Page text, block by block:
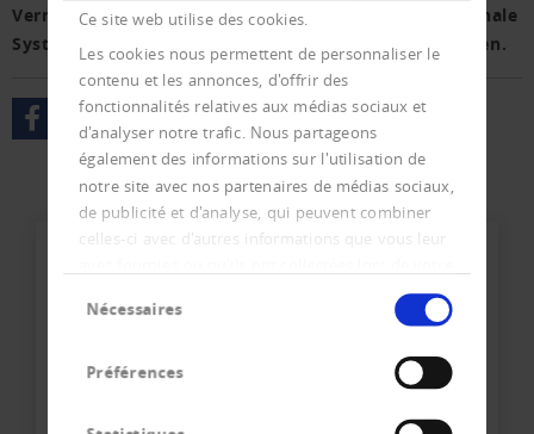
Ce site web utilise des cookies.
Les cookies nous permettent de personnaliser le
contenu et les annonces, d'offrir des
fonctionnalités relatives aux médias sociaux et
d'analyser notre trafic. Nous partageons
également des informations sur l'utilisation de
notre site avec nos partenaires de médias sociaux,
de publicité et d'analyse, qui peuvent combiner
celles-ci avec d'autres informations que vous leur
duNécessaires
Préférences
Vernehmlassung zum Bundesgesetzes über das nationale
System zur Abfrage von Adressen natürlicher Personen.
Votre contact direct avec